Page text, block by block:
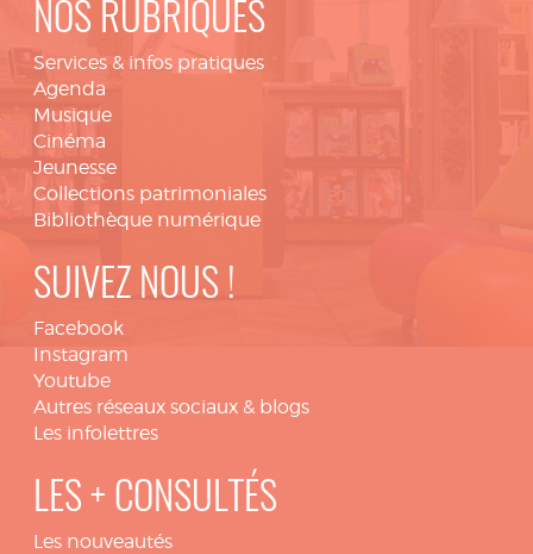
NOS RUBRIQUES
Services & infos pratiques
Agenda
Musique
Cinéma
Jeunesse
Collections patrimoniales
Bibliothèque numérique
SUIVEZ NOUS !
Facebook
Instagram
Youtube
Autres réseaux sociaux & blogs
Les infolettres
LES + CONSULTÉS
Les nouveautés